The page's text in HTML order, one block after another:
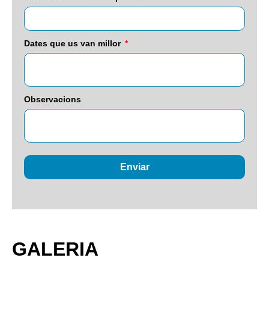
Dates que us van millor
Observacions
Enviar
GALERIA